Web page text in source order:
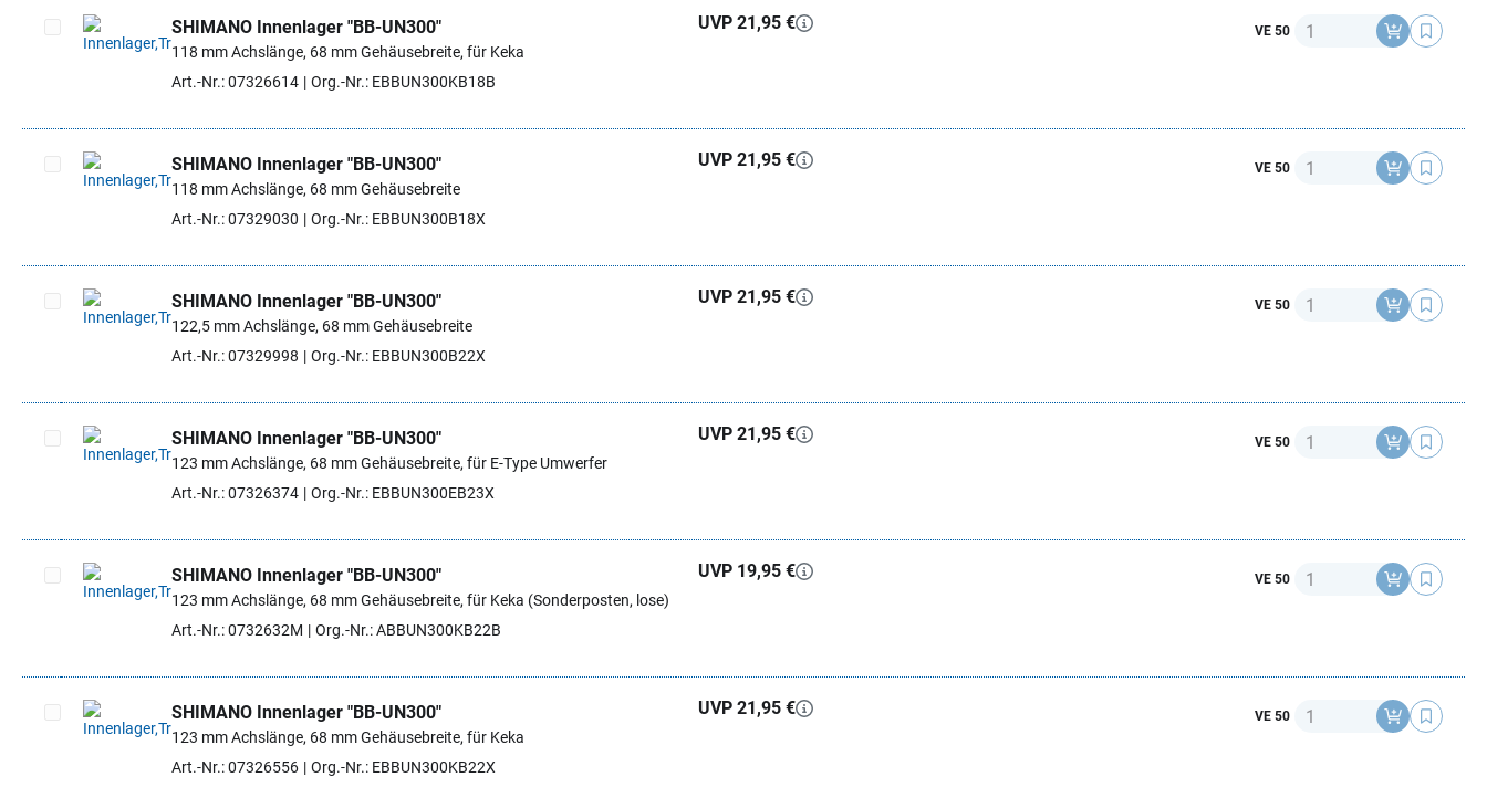
Artikel auswählen
SHIMANO Innenlager "BB-UN300"
118 mm Achslänge, 68 mm Gehäusebreite, für Keka
Art.-Nr.: 07326614
Org.-Nr.: EBBUN300KB18B
UVP 21,95 € VE 50 Anzahl
Artikel auswählen
SHIMANO Innenlager "BB-UN300"
118 mm Achslänge, 68 mm Gehäusebreite
Art.-Nr.: 07329030
Org.-Nr.: EBBUN300B18X
UVP 21,95 € VE 50 Anzahl
Artikel auswählen
SHIMANO Innenlager "BB-UN300"
122,5 mm Achslänge, 68 mm Gehäusebreite
Art.-Nr.: 07329998
Org.-Nr.: EBBUN300B22X
UVP 21,95 € VE 50 Anzahl
Artikel auswählen
SHIMANO Innenlager "BB-UN300"
123 mm Achslänge, 68 mm Gehäusebreite, für E-Type Umwerfer
Art.-Nr.: 07326374
Org.-Nr.: EBBUN300EB23X
UVP 21,95 € VE 50 Anzahl
Artikel auswählen
SHIMANO Innenlager "BB-UN300"
123 mm Achslänge, 68 mm Gehäusebreite, für Keka (Sonderposten, lose)
Art.-Nr.: 0732632M
Org.-Nr.: ABBUN300KB22B
UVP 19,95 € VE 50 Anzahl
Artikel auswählen
SHIMANO Innenlager "BB-UN300"
123 mm Achslänge, 68 mm Gehäusebreite, für Keka
Art.-Nr.: 07326556
Org.-Nr.: EBBUN300KB22X
UVP 21,95 € VE 50 Anzahl